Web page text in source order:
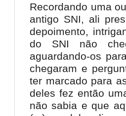
Recordando uma
antigo SNI, ali
depoimento,
do SNI não
aguardando-os
chegaram e
ter marcado para
deles fez então
não sabia e que